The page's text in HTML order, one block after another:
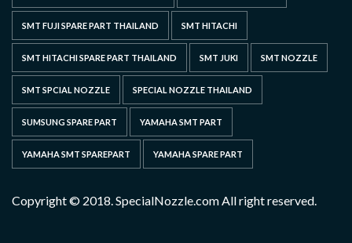
SMT FUJI SPARE PART THAILAND SMT HITACHI
SMT HITACHI SPARE PART THAILAND SMT JUKI SMT NOZZLE
SMT SPCIAL NOZZLE SPECIAL NOZZLE THAILAND
SUMSUNG SPARE PART YAMAHA SMT PART
YAMAHA SMT SPAREPART YAMAHA SPARE PART
Copyright © 2018. SpecialNozzle.com All right reserved.